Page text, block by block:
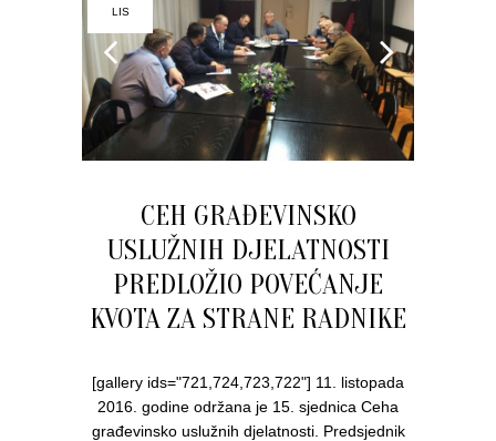
LIS
CEH GRAĐEVINSKO
USLUŽNIH DJELATNOSTI
PREDLOŽIO POVEĆANJE
KVOTA ZA STRANE RADNIKE
[gallery ids="721,724,723,722"] 11. listopada
2016. godine održana je 15. sjednica Ceha
građevinsko uslužnih djelatnosti. Predsjednik